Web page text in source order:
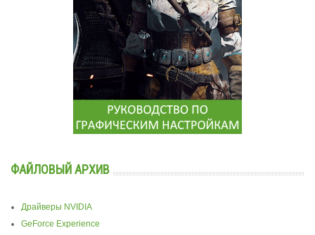
ФАЙЛОВЫЙ АРХИВ
Драйверы NVIDIA
GeForce Experience